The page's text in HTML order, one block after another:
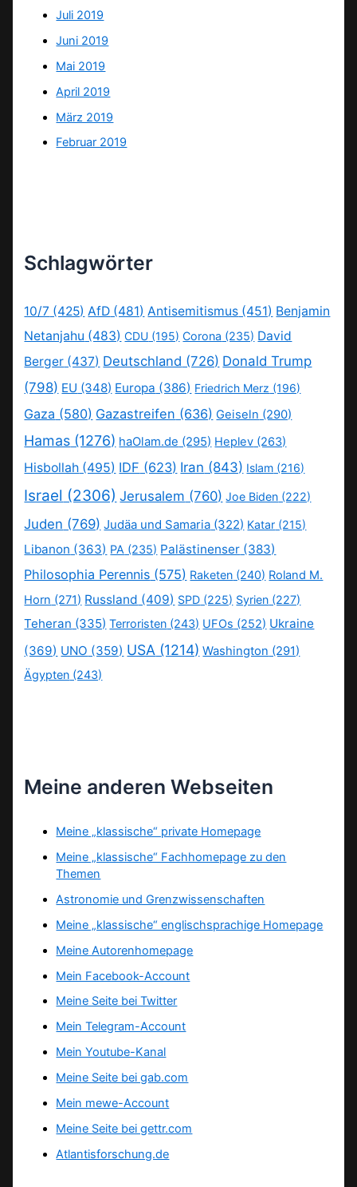
Juli 2019
Juni 2019
Mai 2019
April 2019
März 2019
Februar 2019
Schlagwörter
10/7 (425) AfD (481) Antisemitismus (451) Benjamin
Netanjahu (483) CDU (195) Corona (235) David
Berger (437) Deutschland (726) Donald Trump
(798) EU (348) Europa (386) Friedrich Merz (196)
Gaza (580) Gazastreifen (636) Geiseln (290)
Hamas (1276) haOlam.de (295) Heplev (263)
Hisbollah (495) IDF (623) Iran (843) Islam (216)
Israel (2306) Jerusalem (760) Joe Biden (222)
Juden (769) Judäa und Samaria (322) Katar (215)
Libanon (363) PA (235) Palästinenser (383)
Philosophia Perennis (575) Raketen (240) Roland M.
Horn (271) Russland (409) SPD (225) Syrien (227)
Teheran (335) Terroristen (243) UFOs (252) Ukraine
(369) UNO (359) USA (1214) Washington (291)
Ägypten (243)
Meine anderen Webseiten
Meine „klassische“ private Homepage
Meine „klassische“ Fachhomepage zu den
Themen
Astronomie und Grenzwissenschaften
Meine „klassische“ englischsprachige Homepage
Meine Autorenhomepage
Mein Facebook-Account
Meine Seite bei Twitter
Mein Telegram-Account
Mein Youtube-Kanal
Meine Seite bei gab.com
Mein mewe-Account
Meine Seite bei gettr.com
Atlantisforschung.de